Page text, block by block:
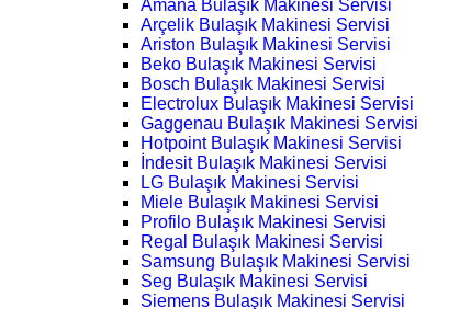
Amana Bulaşık Makinesi Servisi
Arçelik Bulaşık Makinesi Servisi
Ariston Bulaşık Makinesi Servisi
Beko Bulaşık Makinesi Servisi
Bosch Bulaşık Makinesi Servisi
Electrolux Bulaşık Makinesi Servisi
Gaggenau Bulaşık Makinesi Servisi
Hotpoint Bulaşık Makinesi Servisi
İndesit Bulaşık Makinesi Servisi
LG Bulaşık Makinesi Servisi
Miele Bulaşık Makinesi Servisi
Profilo Bulaşık Makinesi Servisi
Regal Bulaşık Makinesi Servisi
Samsung Bulaşık Makinesi Servisi
Seg Bulaşık Makinesi Servisi
Siemens Bulaşık Makinesi Servisi